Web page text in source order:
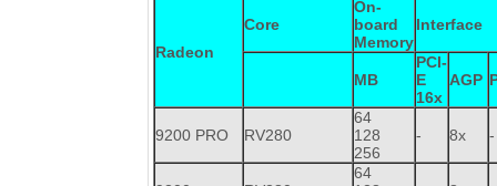
Radeon
Core
On-
board
Memory
Interface
MB
PCI-
E
16x
AGP
9200 PRO RV280
64
128
256
- 8x -
64